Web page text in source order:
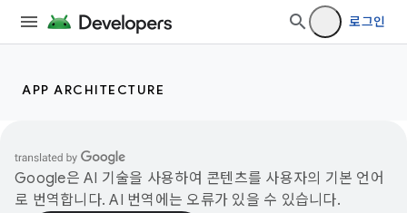
로그인
APP ARCHITECTURE
Google은 AI 기술을 사용하여 콘텐츠를 사용자의 기본 언어
로 번역합니다. AI 번역에는 오류가 있을 수 있습니다.